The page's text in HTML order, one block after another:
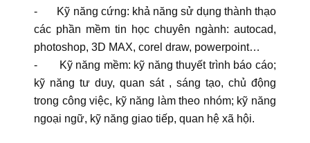
- Kỹ năng cứng: khả năng sử dụng thành thạo
các phần mềm tin học chuyên ngành: autocad,
photoshop, 3D MAX, corel draw, powerpoint…
- Kỹ năng mềm: kỹ năng thuyết trình báo cáo;
kỹ năng tư duy, quan sát , sáng tạo, chủ động
trong công việc, kỹ năng làm theo nhóm; kỹ năng
ngoại ngữ, kỹ năng giao tiếp, quan hệ xã hội.